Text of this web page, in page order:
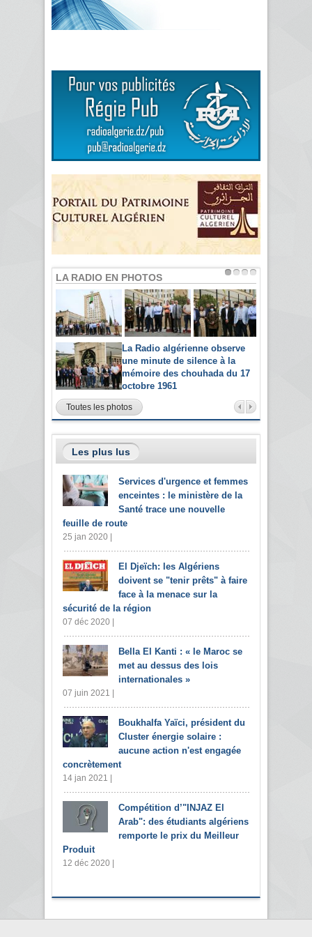
LA RADIO EN PHOTOS
La Radio algérienne observe
une minute de silence à la
mémoire des chouhada du 17
octobre 1961
Toutes les photos
Les plus lus
Services d'urgence et femmes
enceintes : le ministère de la
Santé trace une nouvelle
feuille de route
25 jan 2020 |
El Djeïch: les Algériens
doivent se "tenir prêts" à faire
face à la menace sur la
sécurité de la région
07 déc 2020 |
Bella El Kanti : « le Maroc se
met au dessus des lois
internationales »
07 juin 2021 |
Boukhalfa Yaïci, président du
Cluster énergie solaire :
aucune action n'est engagée
concrètement
14 jan 2021 |
Compétition d’"INJAZ El
Arab": des étudiants algériens
remporte le prix du Meilleur
Produit
12 déc 2020 |